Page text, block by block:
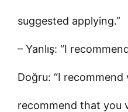
suggested applying.”
– Yanlış: “I
Doğru: “I recommend
recommend that you